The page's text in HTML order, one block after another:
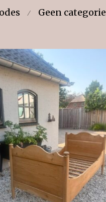
⁄ Geen categorie